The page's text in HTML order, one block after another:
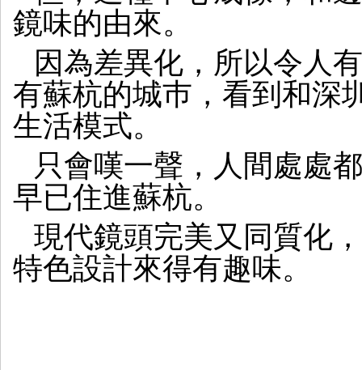
鏡味的由來。
因為差異化，所以令人
有蘇杭的城巿，看到和深
生活模式。
只會嘆一聲，人間處處
早已住進蘇杭。
現代鏡頭完美又同質化
特色設計來得有趣味。